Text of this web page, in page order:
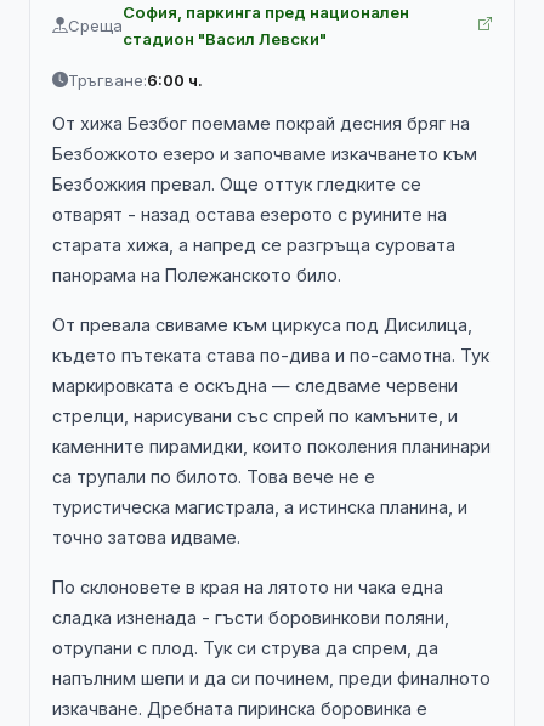
Среща
София, паркинга пред национален
стадион "Васил Левски"
Тръгване:6:00 ч.
От хижа Безбог поемаме покрай десния бряг на
Безбожкото езеро и започваме изкачването към
Безбожкия превал. Още оттук гледките се
отварят - назад остава езерото с руините на
старата хижа, а напред се разгръща суровата
панорама на Полежанското било.
От превала свиваме към циркуса под Дисилица,
където пътеката става по-дива и по-самотна. Тук
маркировката е оскъдна — следваме червени
стрелци, нарисувани със спрей по камъните, и
каменните пирамидки, които поколения планинари
са трупали по билото. Това вече не е
туристическа магистрала, а истинска планина, и
точно затова идваме.
По склоновете в края на лятото ни чака една
сладка изненада - гъсти боровинкови поляни,
отрупани с плод. Тук си струва да спрем, да
напълним шепи и да си починем, преди финалното
изкачване. Дребната пиринска боровинка е